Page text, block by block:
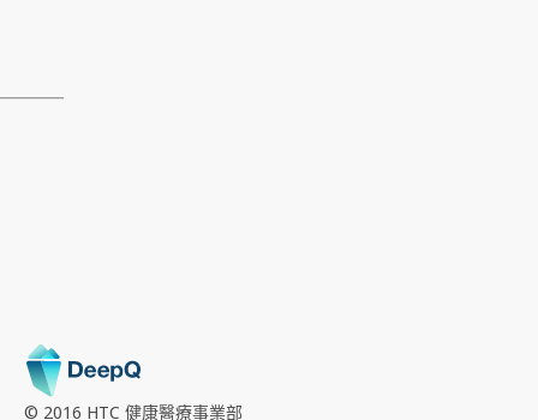
© 2016 HTC 健康醫療事業部